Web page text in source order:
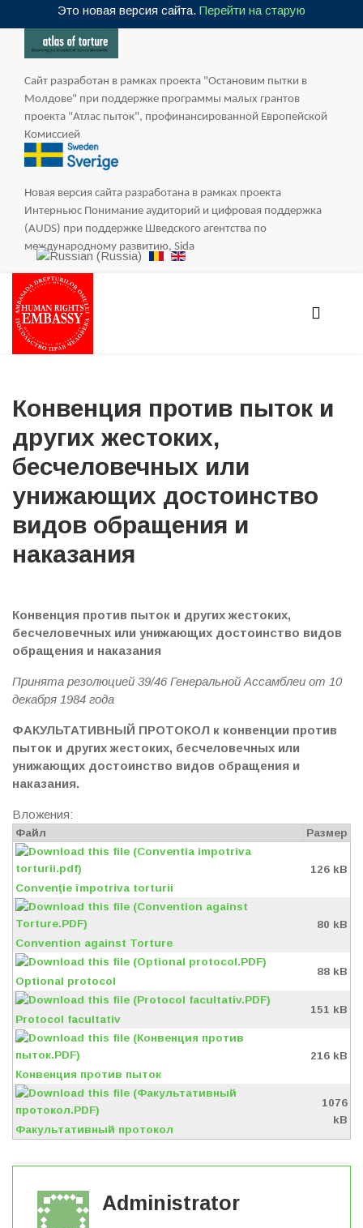
Это новая версия сайта. Перейти на старую
Сайт разработан в рамках проекта "Остановим пытки в
Молдове" при поддержке программы малых грантов
проекта "Атлас пыток", профинансированной Европейской
Комиссией
Новая версия сайта разработана в рамках проекта
Интерньюс Понимание аудиторий и цифровая поддержка
(AUDS) при поддержке Шведского агентства по
международному развитию, Sida
Конвенция против пыток и
других жестоких,
бесчеловечных или
унижающих достоинство
видов обращения и
наказания
Конвенция против пыток и других жестоких,
бесчеловечных или унижающих достоинство видов
обращения и наказания
Принята резолюцией 39/46 Генеральной Ассамблеи от 10
декабря 1984 года
ФАКУЛЬТАТИВНЫЙ ПРОТОКОЛ к конвенции против
пыток и других жестоких, бесчеловечных или
унижающих достоинство видов обращения и
наказания.
Вложения:
Файл Размер
Convenţie împotriva torturii
126 kB
Convention against Torture
80 kB
Optional protocol
88 kB
Protocol facultativ
151 kB
Конвенция против пыток
216 kB
Факультативный протокол
1076
kB
Administrator